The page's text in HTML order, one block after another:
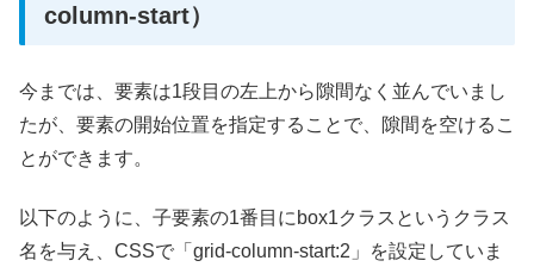
column-start）
今までは、要素は1段目の左上から隙間なく並んでいまし
たが、要素の開始位置を指定することで、隙間を空けるこ
とができます。
以下のように、子要素の1番目にbox1クラスというクラス
名を与え、CSSで「grid-column-start:2」を設定していま